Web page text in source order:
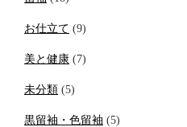
お仕立て (9)
美と健康 (7)
未分類 (5)
黒留袖・色留袖 (5)